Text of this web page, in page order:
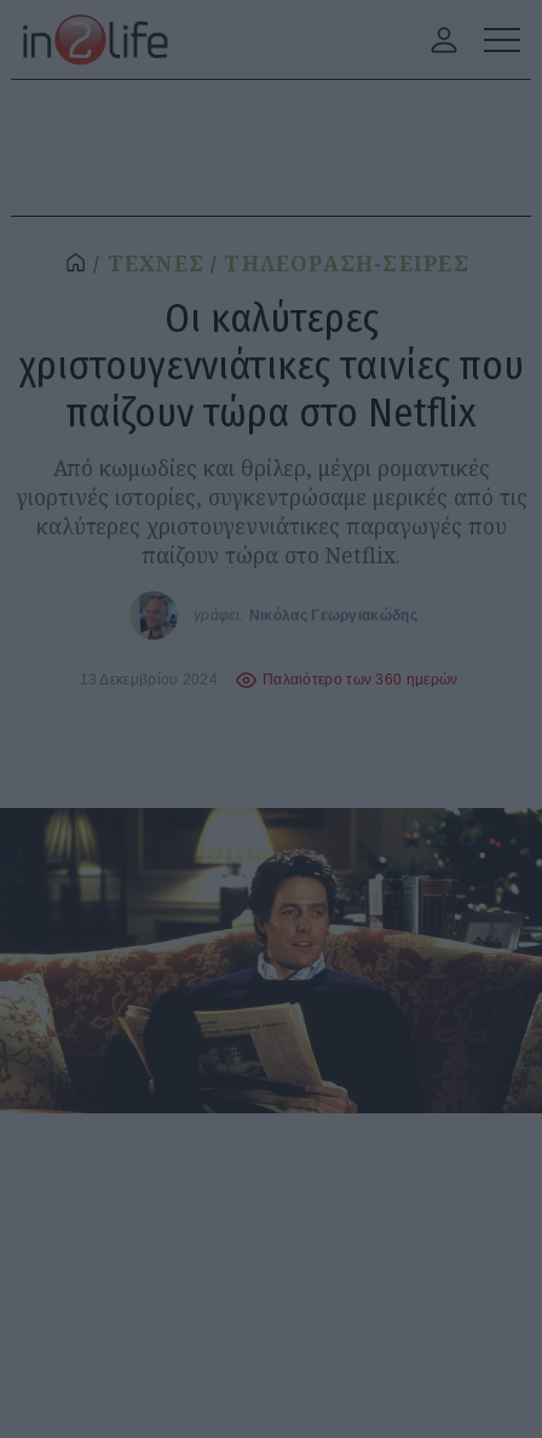
ΤΕΧΝΕΣ ΤΗΛΕΟΡΑΣΗ-ΣΕΙΡΕΣ
Οι καλύτερες
χριστουγεννιάτικες ταινίες που
παίζουν τώρα στο Netflix
Από κωμωδίες και θρίλερ, μέχρι ρομαντικές
γιορτινές ιστορίες, συγκεντρώσαμε μερικές από τις
καλύτερες χριστουγεννιάτικες παραγωγές που
παίζουν τώρα στο Netflix.
γράφει: Νικόλας Γεωργιακώδης
13 Δεκεμβρίου 2024 Παλαιότερο των 360 ημερών